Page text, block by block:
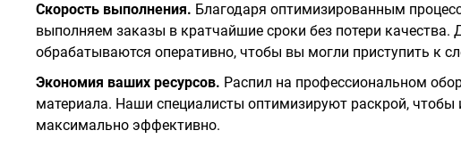
Скорость выполнения. Благодаря оптимизированным
выполняем заказы в кратчайшие сроки без потери
обрабатываются оперативно, чтобы вы могли приступить к
Экономия ваших ресурсов. Распил на профессиональном
материала. Наши специалисты оптимизируют раскрой, чтобы
максимально эффективно.